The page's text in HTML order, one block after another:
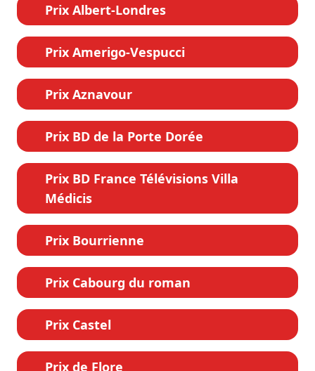
Prix Albert-Londres
Prix Amerigo-Vespucci
Prix Aznavour
Prix BD de la Porte Dorée
Prix BD France Télévisions Villa
Médicis
Prix Bourrienne
Prix Cabourg du roman
Prix Castel
Prix de Flore